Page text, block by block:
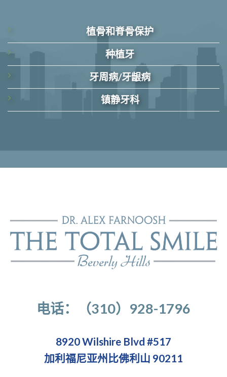
植骨和脊骨保护
种植牙
牙周病/牙龈病
镇静牙科
电话：（310）928-1796
8920 Wilshire Blvd #517
加利福尼亚州比佛利山 90211